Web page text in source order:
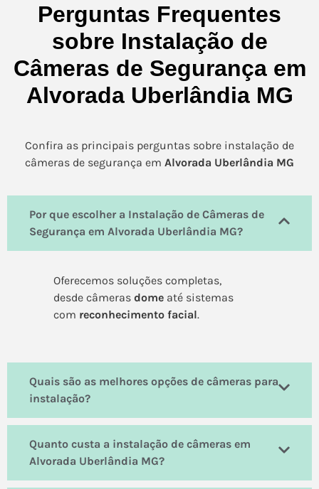
Perguntas Frequentes
sobre Instalação de
Câmeras de Segurança em
Alvorada Uberlândia MG
Confira as principais perguntas sobre instalação de
câmeras de segurança em Alvorada Uberlândia MG
Por que escolher a Instalação de Câmeras de
Segurança em Alvorada Uberlândia MG?
Oferecemos soluções completas,
desde câmeras dome até sistemas
com reconhecimento facial.
Quais são as melhores opções de câmeras para
instalação?
Quanto custa a instalação de câmeras em
Alvorada Uberlândia MG?